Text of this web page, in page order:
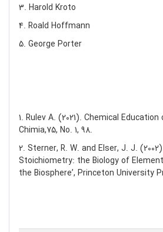
3. Harold Kroto
4. Roald Hoffmann
5. George Porter
1. Rulev A. (2021). Chemical
Chimia,75, No. 1, 98.
2. Sterner, R. W. and Elser, J. J.
Stoichiometry: the Biology of
the Biosphere’, Princeton University